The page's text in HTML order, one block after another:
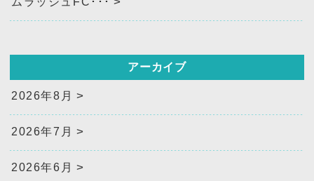
アーカイブ
2026年8月
2026年7月
2026年6月